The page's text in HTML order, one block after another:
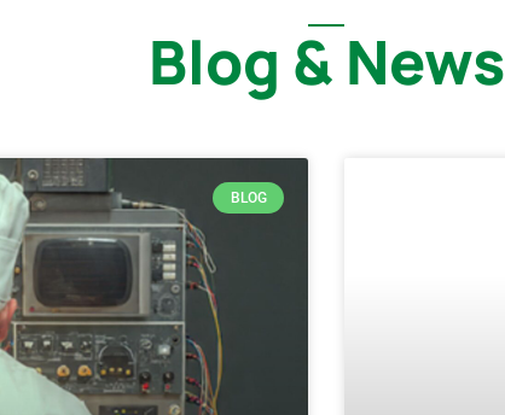
Blog & News
BLOG